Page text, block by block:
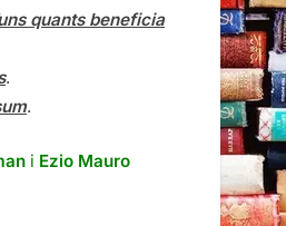
quants beneficia
.
.
i Ezio Mauro